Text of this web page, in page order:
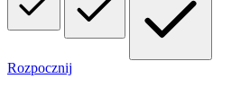
Rozpocznij